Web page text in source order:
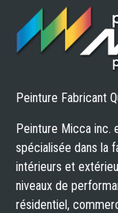
Peinture Fabricant
Peinture Micca inc.
spécialisée dans la
intérieurs et
niveaux de
résidentiel,